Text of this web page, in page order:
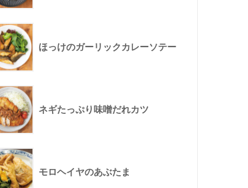
ほっけのガーリックカレーソテー
ネギたっぷり味噌だれカツ
モロヘイヤのあぶたま